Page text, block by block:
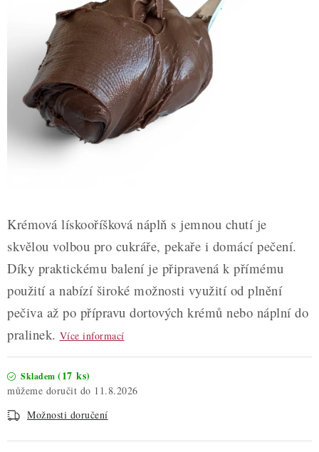
POCHUTINY
ZDRAVÉ PEČENÍ
DÁRKOVÉ POUKAZY
TÉMATICKÉ PRODUKTY
Nepřevzetí zásilky na dobírku
Obchodní podmínky
Hodnocení obchodu
Blog
Moje objednávka
Podmínky ochrany osobních údajů
Krémová lískooříšková náplň s jemnou chutí je
skvělou volbou pro cukráře, pekaře i domácí pečení.
Díky praktickému balení je připravená k přímému
použití a nabízí široké možnosti využití od plnění
pečiva až po přípravu dortových krémů nebo náplní do
pralinek. Více informací
Skladem (17 ks)
11.8.2026
Možnosti doručení